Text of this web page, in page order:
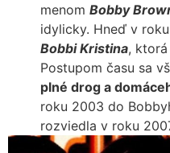
menom Bobby
idylicky. Hneď v
Bobbi Kristina,
Postupom času sa
plné drog a
roku 2003 do
rozviedla v roku